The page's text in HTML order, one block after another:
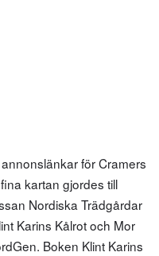
för Cramers
kartan gjordes till
Nordiska Trädgårdar
Karins Kålrot och Mor
Boken Klint Karins